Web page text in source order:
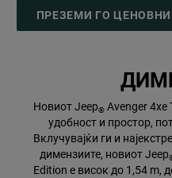
ПРЕЗЕМИ ГО
Новиот Jeep®Avenger 4xe
удобност и простор,
Вклучувајќи ги и
димензиите, новиот Jeep
Edition е висок до 1,54 m,